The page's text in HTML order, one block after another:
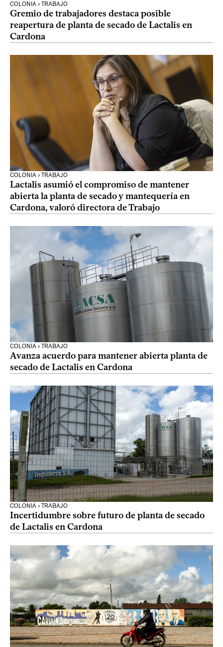
COLONIA › TRABAJO
Gremio de trabajadores destaca posible
reapertura de planta de secado de Lactalis en
Cardona
COLONIA › TRABAJO
Lactalis asumió el compromiso de mantener
abierta la planta de secado y mantequería en
Cardona, valoró directora de Trabajo
COLONIA › TRABAJO
Avanza acuerdo para mantener abierta planta de
secado de Lactalis en Cardona
COLONIA › TRABAJO
Incertidumbre sobre futuro de planta de secado
de Lactalis en Cardona